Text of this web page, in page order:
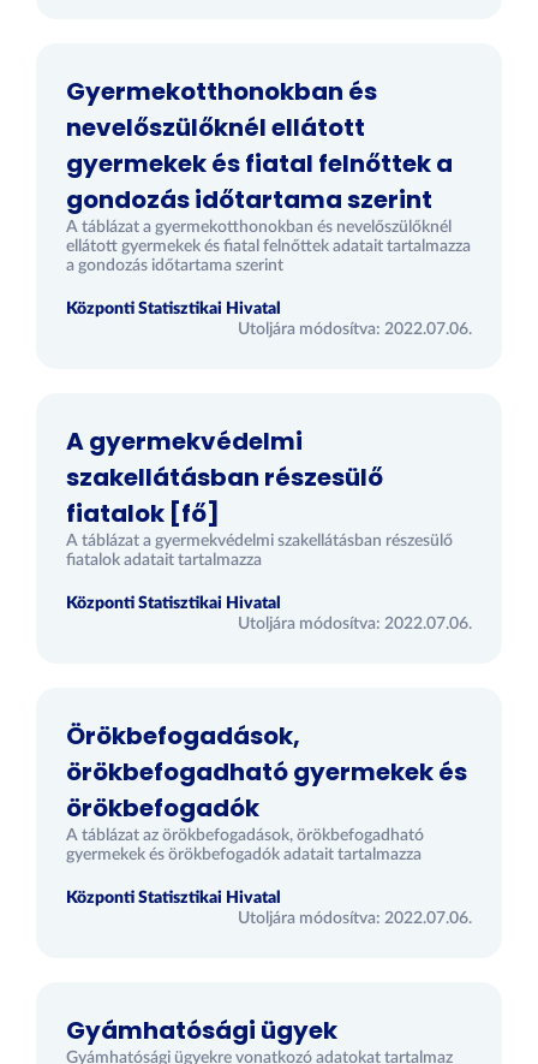
Gyermekotthonokban és
nevelőszülőknél ellátott
gyermekek és fiatal felnőttek a
gondozás időtartama szerint
A táblázat a gyermekotthonokban és nevelőszülőknél
ellátott gyermekek és fiatal felnőttek adatait tartalmazza
a gondozás időtartama szerint
Központi Statisztikai Hivatal
Utoljára módosítva: 2022.07.06.
A gyermekvédelmi
szakellátásban részesülő
fiatalok [fő]
A táblázat a gyermekvédelmi szakellátásban részesülő
fiatalok adatait tartalmazza
Központi Statisztikai Hivatal
Utoljára módosítva: 2022.07.06.
Örökbefogadások,
örökbefogadható gyermekek és
örökbefogadók
A táblázat az örökbefogadások, örökbefogadható
gyermekek és örökbefogadók adatait tartalmazza
Központi Statisztikai Hivatal
Utoljára módosítva: 2022.07.06.
Gyámhatósági ügyek
Gyámhatósági ügyekre vonatkozó adatokat tartalmaz